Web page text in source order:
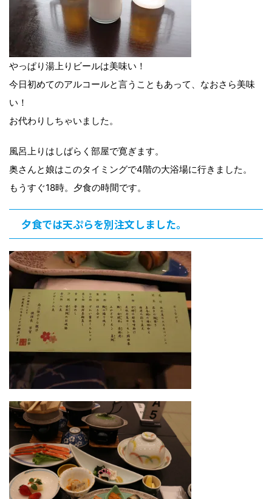
やっぱり湯上りビールは美味い！
今日初めてのアルコールと言うこともあって、なおさら美味
い！
お代わりしちゃいました。
風呂上りはしばらく部屋で寛ぎます。
奥さんと娘はこのタイミングで4階の大浴場に行きました。
もうすぐ18時。夕食の時間です。
夕食では天ぷらを別注文しました。